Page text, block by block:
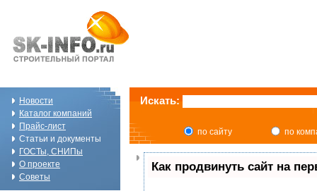
Новости
Каталог компаний
Прайс-лист
Статьи и документы
ГОСТы, СНИПы
О проекте
Советы
Искать:
по сайту по
Как продвинуть сайт на